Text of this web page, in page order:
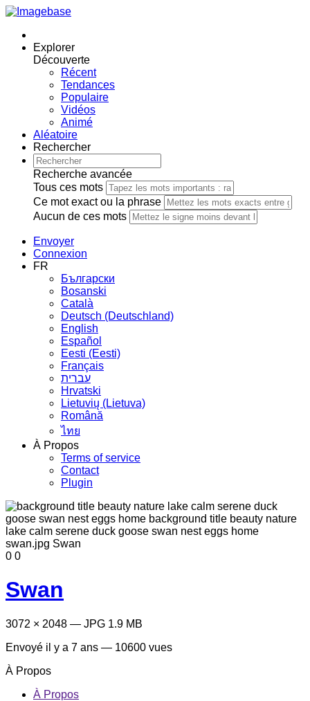
Explorer
Découverte
Récent
Tendances
Populaire
Vidéos
Animé
Aléatoire
Rechercher
Recherche avancée
Tous ces mots
Ce mot exact ou la phrase
Aucun de ces mots
Envoyer
Connexion
FR
Български
Bosanski
Сatalà
Deutsch (Deutschland)
English
Español
Eesti (Eesti)
Français
עברית
Hrvatski
Lietuvių (Lietuva)
Română
ไทย
À Propos
Terms of service
Contact
Plugin
0 0
Swan
3072 × 2048 — JPG 1.9 MB
Envoyé il y a 7 ans — 10600 vues
À Propos
À Propos